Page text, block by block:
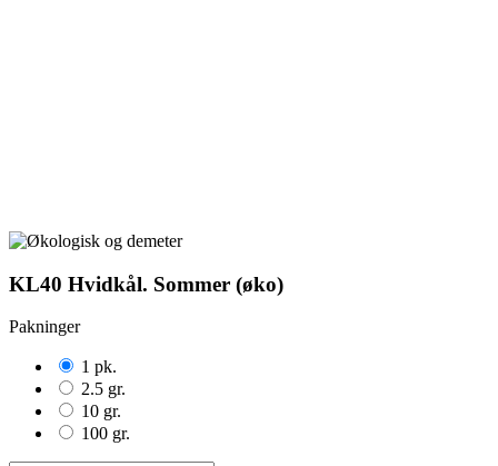
KL40 Hvidkål. Sommer (øko)
Pakninger
1 pk.
2.5 gr.
10 gr.
100 gr.